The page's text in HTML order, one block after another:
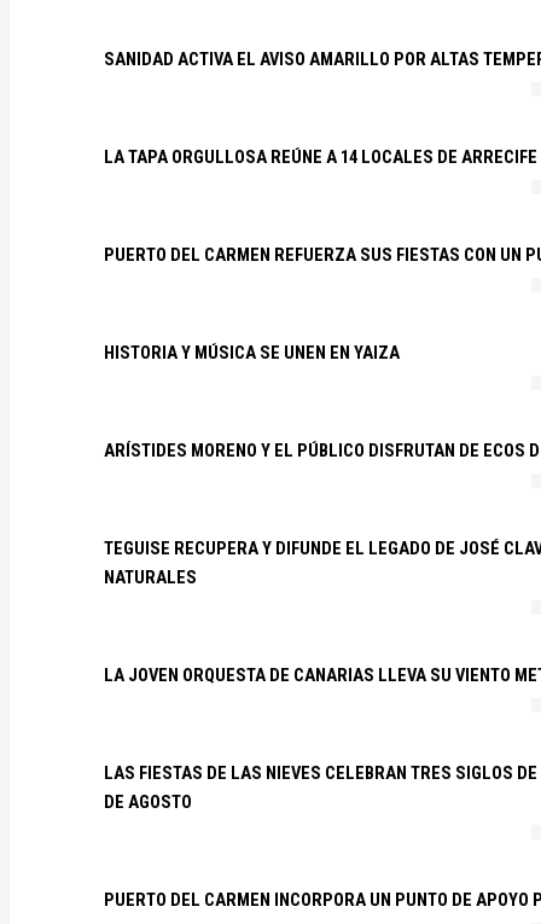
SANIDAD ACTIVA EL AVISO AMARILLO POR ALTAS
LA TAPA ORGULLOSA REÚNE A 14 LOCALES DE ARRECIFE
PUERTO DEL CARMEN REFUERZA SUS FIESTAS CON UN
HISTORIA Y MÚSICA SE UNEN EN YAIZA
ARÍSTIDES MORENO Y EL PÚBLICO DISFRUTAN DE ECOS
TEGUISE RECUPERA Y DIFUNDE EL LEGADO DE JOSÉ
NATURALES
LA JOVEN ORQUESTA DE CANARIAS LLEVA SU VIENTO
LAS FIESTAS DE LAS NIEVES CELEBRAN TRES SIGLOS
DE AGOSTO
PUERTO DEL CARMEN INCORPORA UN PUNTO DE